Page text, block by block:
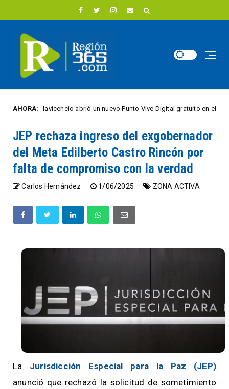
AHORA:
Villavicencio abrió un nuevo Punto Vive Digital gratuito en el barrio Porfía
JEP rechaza ingreso del exgobernador
del Meta Edilberto Castro Rincón por
falta de compromiso con la verdad
Carlos Hernández 1/06/2025 ZONA ACTIVA
La Jurisdicción Especial para la Paz (JEP)
anunció que rechazó la solicitud de sometimiento